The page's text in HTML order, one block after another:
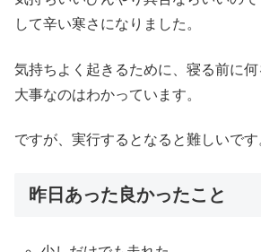
して辛い寒さになりました。
気持ちよく起きるために、寝る前に
大事なのはわかっています。
ですが、実行するとなると難しいです
昨日あった良かったこと